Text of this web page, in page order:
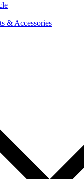
& Accessories